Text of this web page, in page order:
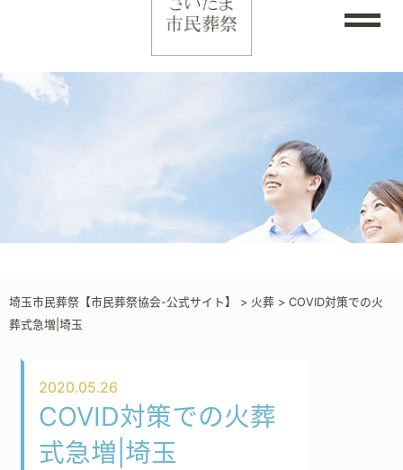
埼玉市民葬祭【市民葬祭協会-公式サイト】 > 火葬 > COVID対策での火
葬式急増|埼玉
2020.05.26
COVID対策での火葬
式急増|埼玉